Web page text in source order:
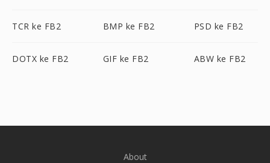
TCR ke FB2 BMP ke FB2 PSD ke FB2
DOTX ke FB2 GIF ke FB2 ABW ke FB2
About